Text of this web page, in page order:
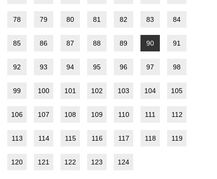
78 79 80 81 82 83 84
85 86 87 88 89 90 91
92 93 94 95 96 97 98
99 100 101 102 103 104 105
106 107 108 109 110 111 112
113 114 115 116 117 118 119
120 121 122 123 124